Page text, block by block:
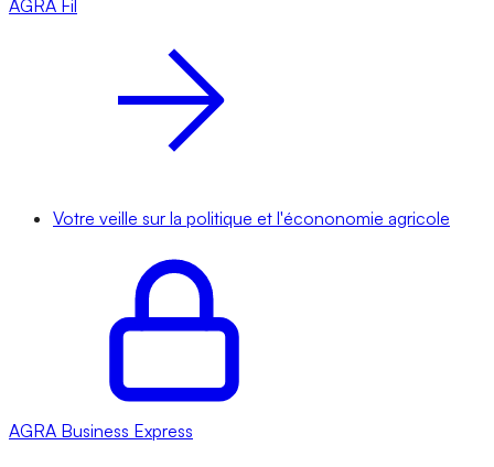
AGRA Fil
Votre veille sur la politique et l'écononomie agricole
AGRA Business Express